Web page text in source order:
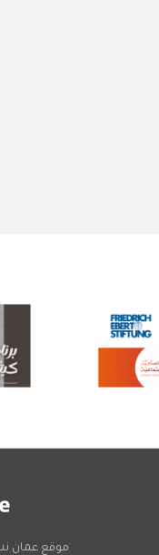
موقع عمان